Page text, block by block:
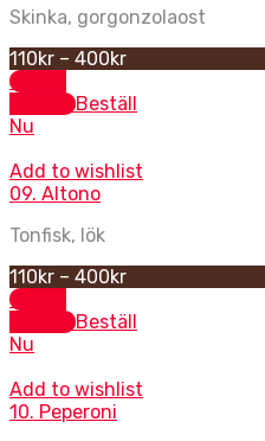
Skinka, gorgonzolaost
110kr – 400kr
Select
optionsBeställ
Nu
Add to wishlist
09. Altono
Tonfisk, lök
110kr – 400kr
Select
optionsBeställ
Nu
Add to wishlist
10. Peperoni